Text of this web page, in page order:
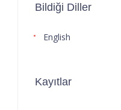
Bildiği Diller
English
Kayıtlar